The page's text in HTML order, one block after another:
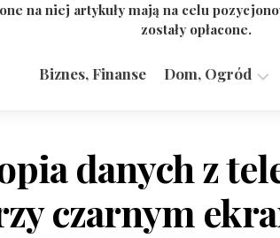
na niej artykuły mają na celu
zostały opłacone.
Biznes, Finanse Dom, Ogród
danych z
czarnym